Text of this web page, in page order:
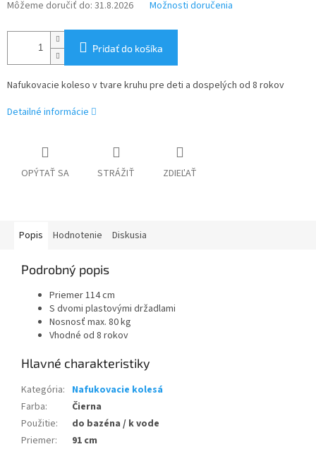
Môžeme doručiť do: 31.8.2026 Možnosti doručenia
Pridať do košíka
Nafukovacie koleso v tvare kruhu pre deti a dospelých od 8 rokov
Detailné informácie
OPÝTAŤ SA STRÁŽIŤ ZDIEĽAŤ
Popis Hodnotenie Diskusia
Podrobný popis
Priemer 114 cm
S dvomi plastovými držadlami
Nosnosť max. 80 kg
Vhodné od 8 rokov
Kategória: Nafukovacie kolesá
Farba:
Čierna
Použitie:
do bazéna / k vode
Priemer:
91 cm